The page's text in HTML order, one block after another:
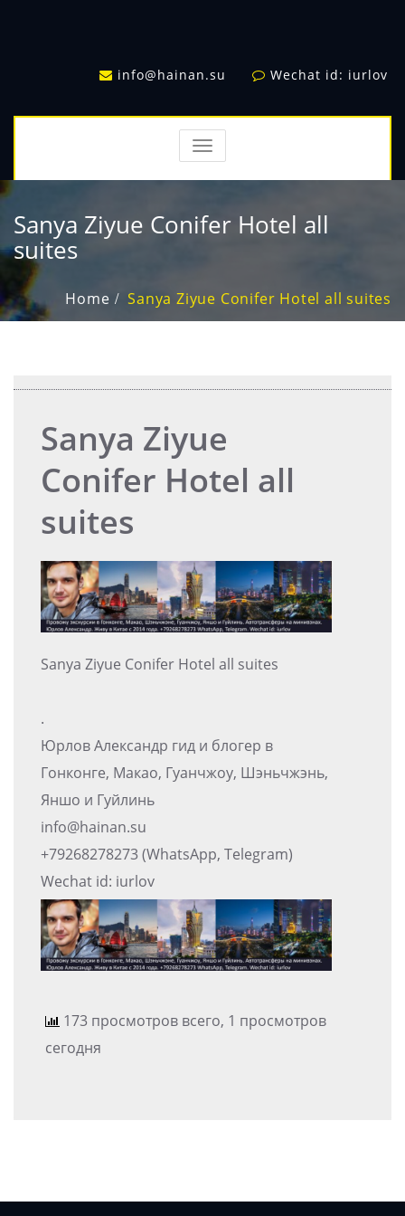
info@hainan.su Wechat id: iurlov
TOGGLE
NAVIGATION
Sanya Ziyue Conifer Hotel all
suites
Home Sanya Ziyue Conifer Hotel all suites
Sanya Ziyue
Conifer Hotel all
suites
Sanya Ziyue Conifer Hotel all suites
.
Юрлов Александр гид и блогер в
Гонконге, Макао, Гуанчжоу, Шэньчжэнь,
Яншо и Гуйлинь
info@hainan.su
+79268278273 (WhatsApp, Telegram)
Wechat id: iurlov
173 просмотров всего, 1 просмотров
сегодня